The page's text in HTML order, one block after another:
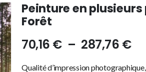
Peinture en plusieurs
Forêt
70,16 € – 287,76 €
Qualité d’impression